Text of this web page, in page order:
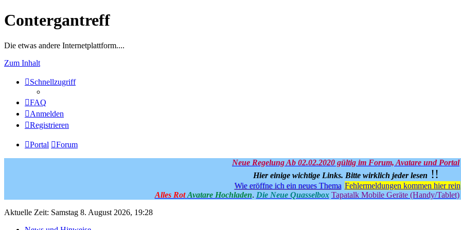
Contergantreff
Die etwas andere Internetplattform....
Zum Inhalt
Schnellzugriff
FAQ
Anmelden
Registrieren
Portal Forum
Neue Regelung Ab 02.02.2020 gültig im Forum, Avatare und Portal
Hier einige wichtige Links. Bitte wirklich jeder lesen !!
Wie eröffne ich ein neues Thema Fehlermeldungen kommen hier rein
Alles Rot Avatare Hochladen. Die Neue Quasselbox Tapatalk Mobile Geräte (Handy/Tablet)
Aktuelle Zeit: Samstag 8. August 2026, 19:28